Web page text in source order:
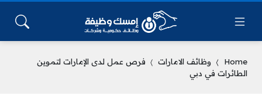
Home وظائف الامارات
فرص عمل لدى الإمارات لتموين
الطائرات في دبي